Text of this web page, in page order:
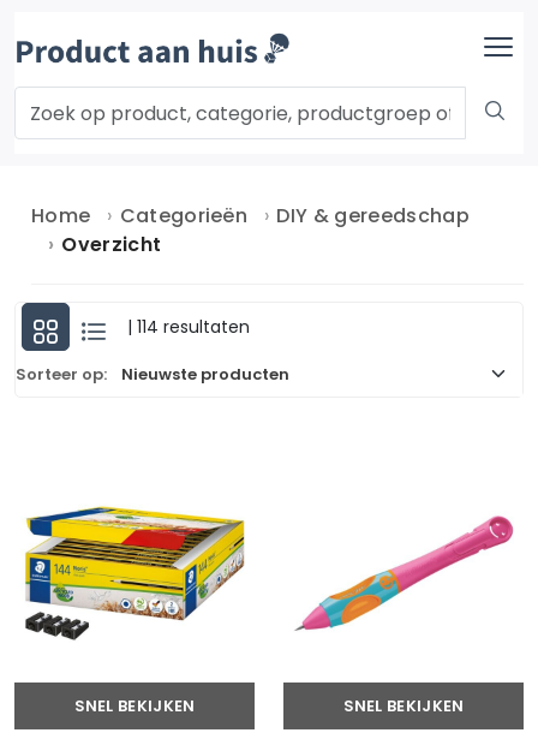
Home Categorieën
DIY & gereedschap
Overzicht
| 114 resultaten
Sorteer op:
SNEL BEKIJKEN SNEL BEKIJKEN